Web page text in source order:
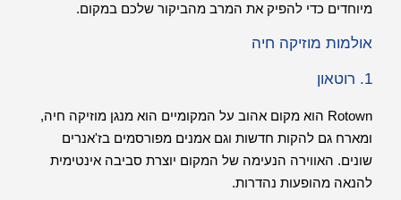
מיוחדים כדי להפיק את המרב מהביקור שלכם במקום.
אולמות מוזיקה חיה
1. רוטאון
Rotown הוא מקום אהוב על המקומיים הוא מנגן מוזיקה חיה,
ומארח גם להקות חדשות וגם אמנים מפורסמים בז'אנרים
שונים. האווירה הנעימה של המקום יוצרת סביבה אינטימית
להנאה מהופעות נהדרות.